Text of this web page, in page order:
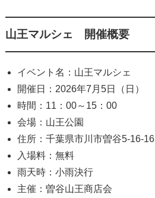
山王マルシェ 開催概要
イベント名：山王マルシェ
開催日：2026年7月5日（日）
時間：11：00～15：00
会場：山王公園
住所：千葉県市川市曽谷5-16-16
入場料：無料
雨天時：小雨決行
主催：曽谷山王商店会